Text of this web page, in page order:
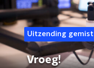
Uitzending gemist
Vroeg!